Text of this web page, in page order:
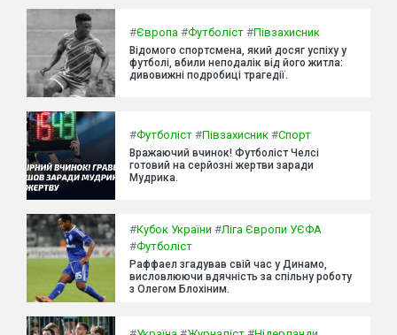
#Європа #Футболіст #Півзахисник
Відомого спортсмена, який досяг успіху у
футболі, вбили неподалік від його житла:
дивовижні подробиці трагедії.
#Футболіст #Півзахисник #Спорт
Вражаючий вчинок! Футболіст Челсі
готовий на серйозні жертви заради
Мудрика.
#Кубок України #Ліга Європи УЄФА
#Футболіст
Раффаел згадував свій час у Динамо,
висловлюючи вдячність за спільну роботу
з Олегом Блохіним.